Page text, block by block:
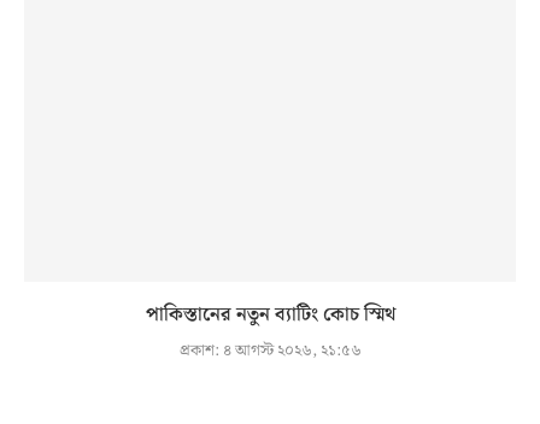
পাকিস্তানের নতুন ব্যাটিং কোচ স্মিথ
প্রকাশ: ৪ আগস্ট ২০২৬, ২১:৫৬